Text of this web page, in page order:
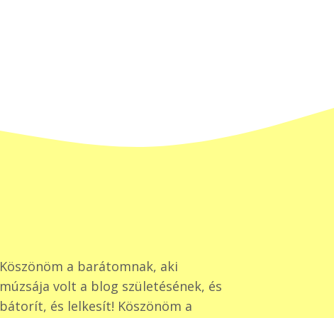
Köszönöm a barátomnak, aki
múzsája volt a blog születésének, és
bátorít, és lelkesít! Köszönöm a